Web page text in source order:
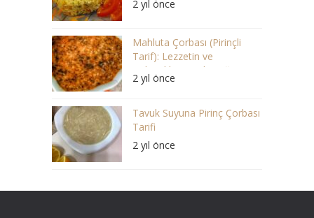
2 yıl önce
Mahluta Çorbası (Pirinçli
Tarif): Lezzetin ve
Geleneklerin Buluştuğu Bir
Ziyafet
2 yıl önce
Tavuk Suyuna Pirinç Çorbası
Tarifi
2 yıl önce